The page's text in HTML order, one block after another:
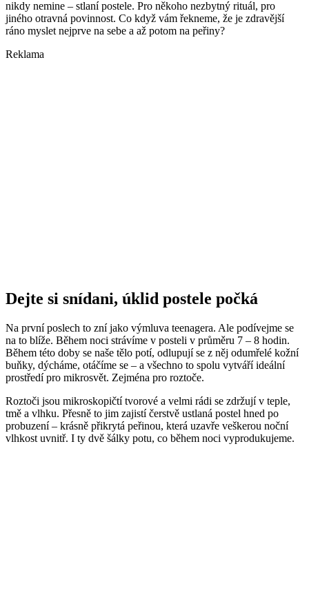
nikdy nemine – stlaní postele. Pro někoho nezbytný rituál, pro
jiného otravná povinnost. Co když vám řekneme, že je zdravější
ráno myslet nejprve na sebe a až potom na peřiny?
Reklama
Dejte si snídani, úklid postele počká
Na první poslech to zní jako výmluva teenagera. Ale podívejme se
na to blíže. Během noci strávíme v posteli v průměru 7 – 8 hodin.
Během této doby se naše tělo potí, odlupují se z něj odumřelé kožní
buňky, dýcháme, otáčíme se – a všechno to spolu vytváří ideální
prostředí pro mikrosvět. Zejména pro roztoče.
Roztoči jsou mikroskopičtí tvorové a velmi rádi se zdržují v teple,
tmě a vlhku. Přesně to jim zajistí čerstvě ustlaná postel hned po
probuzení – krásně přikrytá peřinou, která uzavře veškerou noční
vlhkost uvnitř. I ty dvě šálky potu, co během noci vyprodukujeme.